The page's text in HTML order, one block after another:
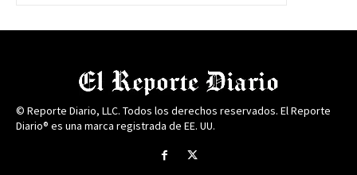
© Reporte Diario, LLC. Todos los derechos reservados. El Reporte
Diario® es una marca registrada de EE. UU.